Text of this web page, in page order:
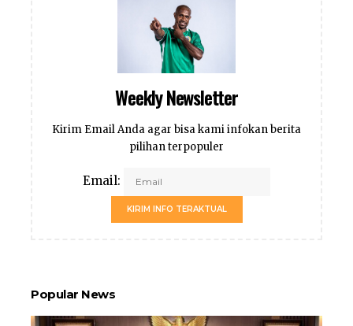
Weekly Newsletter
Kirim Email Anda agar bisa kami infokan berita
pilihan terpopuler
Email:
KIRIM INFO TERAKTUAL
Popular News